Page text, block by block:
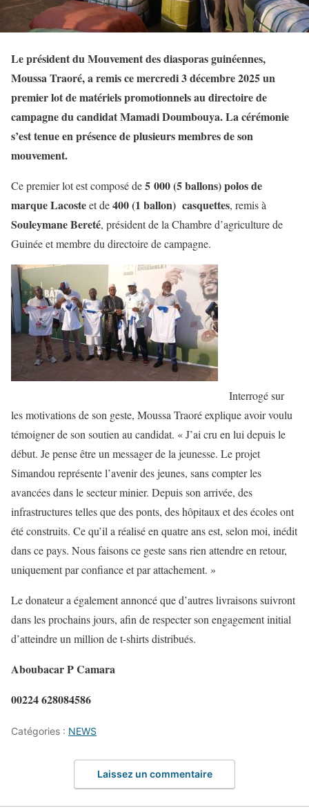
Le président du Mouvement des diasporas guinéennes,
Moussa Traoré, a remis ce mercredi 3 décembre 2025 un
premier lot de matériels promotionnels au directoire de
campagne du candidat Mamadi Doumbouya. La cérémonie
s’est tenue en présence de plusieurs membres de son
mouvement.
Ce premier lot est composé de5 000 (5 ballons) polos de
marque Lacosteet de400 (1 ballon) casquettes, remis à
Souleymane Bereté, président de la Chambre d’agriculture de
Guinée et membre du directoire de campagne.
Interrogé sur
les motivations de son geste, Moussa Traoré explique avoir voulu
témoigner de son soutien au candidat. « J’ai cru en lui depuis le
début. Je pense être un messager de la jeunesse. Le projet
Simandou représente l’avenir des jeunes, sans compter les
avancées dans le secteur minier. Depuis son arrivée, des
infrastructures telles que des ponts, des hôpitaux et des écoles ont
été construits. Ce qu’il a réalisé en quatre ans est, selon moi, inédit
dans ce pays. Nous faisons ce geste sans rien attendre en retour,
uniquement par confiance et par attachement. »
Le donateur a également annoncé que d’autres livraisons suivront
dans les prochains jours, afin de respecter son engagement initial
d’atteindre un million de t-shirts distribués.
Aboubacar P Camara
00224 628084586
Catégories : NEWS
Laissez un commentaire